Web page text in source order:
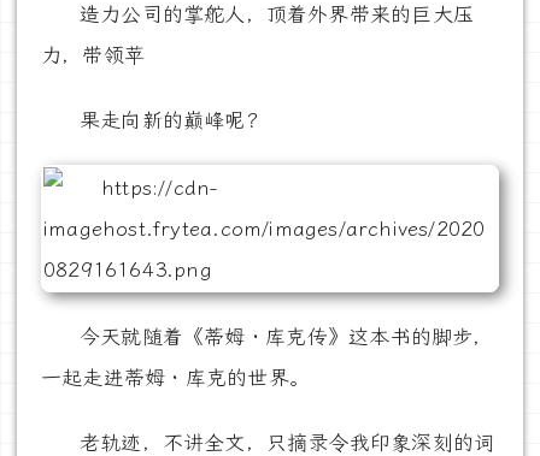
造力公司的掌舵人，顶着外界带来的巨大压
力，带领苹
果走向新的巅峰呢？
今天就随着《蒂姆 · 库克传》这本书的脚步，
一起走进蒂姆 · 库克的世界。
老轨迹，不讲全文，只摘录令我印象深刻的词